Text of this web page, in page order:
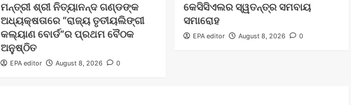
ମନ୍ତ୍ରୀ ଶ୍ରୀ ନିତ୍ୟାନନ୍ଦ ଗଣ୍ଡଙ୍କ
ଅଧ୍ୟକ୍ଷତାରେ “ରାଜ୍ୟ ତୃତୀୟଲିଙ୍ଗୀ
କଲ୍ୟାଣ ବୋର୍ଡ”ର ପ୍ରଥମ ବୈଠକ
ଅନୁଷ୍ଠିତ
EPA editor August 8, 2026 0
କେସିସିଏଲର ସ୍ୱତନ୍ତ୍ର ସମବାୟ
ସମାରୋହ
EPA editor August 8, 2026 0